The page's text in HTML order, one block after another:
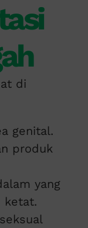
di
genital.
produk
yang
ketat.